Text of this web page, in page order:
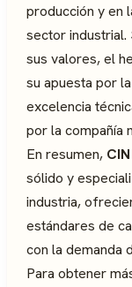
producción y en
sector industrial.
sus valores, el
su apuesta por
excelencia
por la compañía
En resumen,
sólido y
industria,
estándares de
con la demanda
Para obtener